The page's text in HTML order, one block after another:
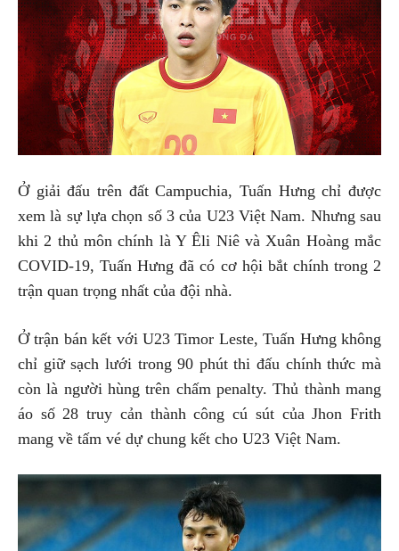
Ở giải đấu trên đất Campuchia, Tuấn Hưng chỉ được
xem là sự lựa chọn số 3 của U23 Việt Nam. Nhưng sau
khi 2 thủ môn chính là Y Êli Niê và Xuân Hoàng mắc
COVID-19, Tuấn Hưng đã có cơ hội bắt chính trong 2
trận quan trọng nhất của đội nhà.
Ở trận bán kết với U23 Timor Leste, Tuấn Hưng không
chỉ giữ sạch lưới trong 90 phút thi đấu chính thức mà
còn là người hùng trên chấm penalty. Thủ thành mang
áo số 28 truy cản thành công cú sút của Jhon Frith
mang về tấm vé dự chung kết cho U23 Việt Nam.